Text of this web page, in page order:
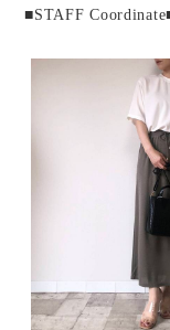
■STAFF